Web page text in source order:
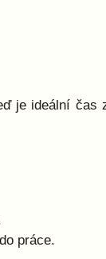
je ideální čas
práce.